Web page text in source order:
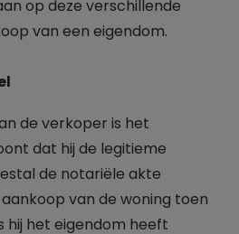
op deze verschillende
van een eigendom.
de verkoper is het
dat hij de legitieme
de notariële akte
van de woning toen
hij het eigendom heeft